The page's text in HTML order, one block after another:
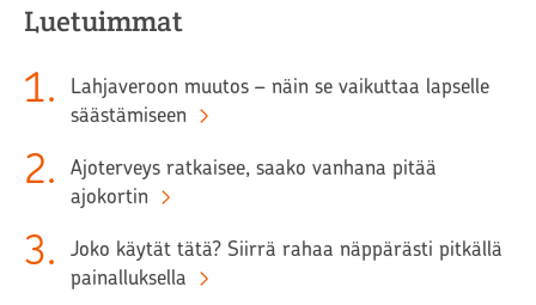
Luetuimmat
1.
Lahjaveroon muutos – näin se vaikuttaa lapselle
säästämiseen
2.
Ajoterveys ratkaisee, saako vanhana pitää
ajokortin
3.
Joko käytät tätä? Siirrä rahaa näppärästi pitkällä
painalluksella